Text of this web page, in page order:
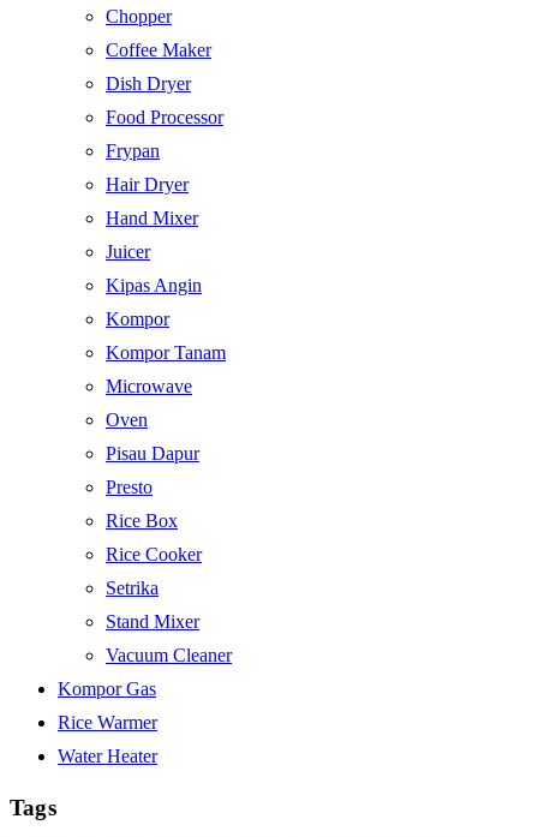
Chopper
Coffee Maker
Dish Dryer
Food Processor
Frypan
Hair Dryer
Hand Mixer
Juicer
Kipas Angin
Kompor
Kompor Tanam
Microwave
Oven
Pisau Dapur
Presto
Rice Box
Rice Cooker
Setrika
Stand Mixer
Vacuum Cleaner
Kompor Gas
Rice Warmer
Water Heater
Tags